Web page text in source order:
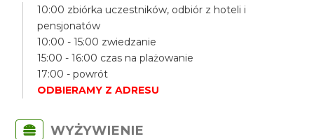
10:00 zbiórka uczestników, odbiór z hoteli i
pensjonatów
10:00 - 15:00 zwiedzanie
15:00 - 16:00 czas na plażowanie
17:00 - powrót
ODBIERAMY Z ADRESU
WYŻYWIENIE